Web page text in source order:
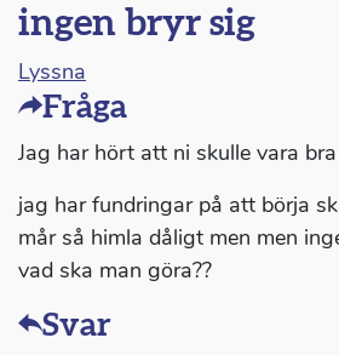
ingen bryr sig
Lyssna
Fråga
Jag har hört att ni skulle vara
jag har fundringar på att börja
mår så himla dåligt men men
vad ska man göra??
Svar